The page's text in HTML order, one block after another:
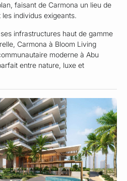
faisant de Carmona un lieu de
individus exigeants.
infrastructures haut de gamme
Carmona à Bloom Living
moderne à Abu
entre nature, luxe et